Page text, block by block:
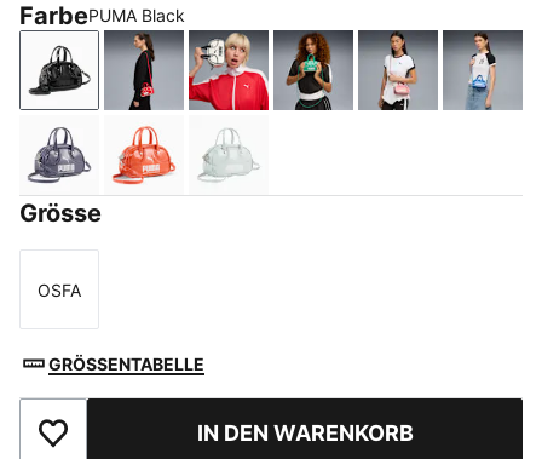
FarbePUMA Black
PUMA BlackFor All Time RedPUMA White-PUMA Black
Vibrant GreenWild Pink
Inky DepthsRed FlashCréme De Mint
Grösse
Größe
OSFA
GRÖSSENTABELLE
Zu Favoriten hinzufügenIN DEN WARENKORB